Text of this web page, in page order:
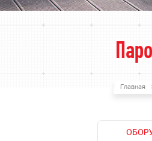
Главная